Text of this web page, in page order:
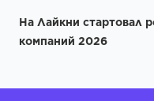
На Лайкни стартовал
компаний 2026